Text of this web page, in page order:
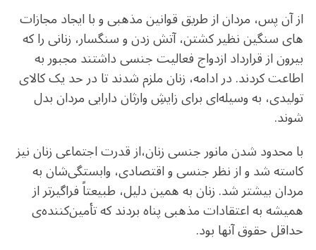
از آن پس، مردان از طریق قوانین مذهبی و با ایجاد مجازات
های سنگین نظیر کشتن، آتش زدن و سنگسار، زنانی را که
بیرون از قرارداد ازدواج فعالیت جنسی داشتند مجبور به
اطاعت کردند. در ادامه، زنان ملزم شدند تا در حد یک کالای
تولیدی، به وسیله‌ای برای زایشِ وارثان دارایی مردان بدل
شوند.
با محدود شدن مانور جنسی زنان،از قدرت اجتماعی زنان نیز
کاسته شد و از نظر جنسی و اقتصادی، وابستگی‌شان به
مردان بیشتر شد. زنان به همین دلیل، طبیعتاً فراگیرتر از
همیشه به اعتقادات مذهبی پناه بردند که تأمین‌کننده‌ی
حداقل حقوق آنها بود.